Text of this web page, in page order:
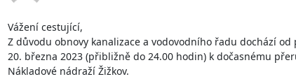
Vážení cestující,
Z důvodu obnovy kanalizace a vodovodního řadu dochází
20. března 2023 (přibližně do 24.00 hodin) k dočasnému
Nákladové nádraží Žižkov.